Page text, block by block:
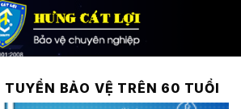
TUYỂN BẢO VỆ TRÊN 60 TUỔI